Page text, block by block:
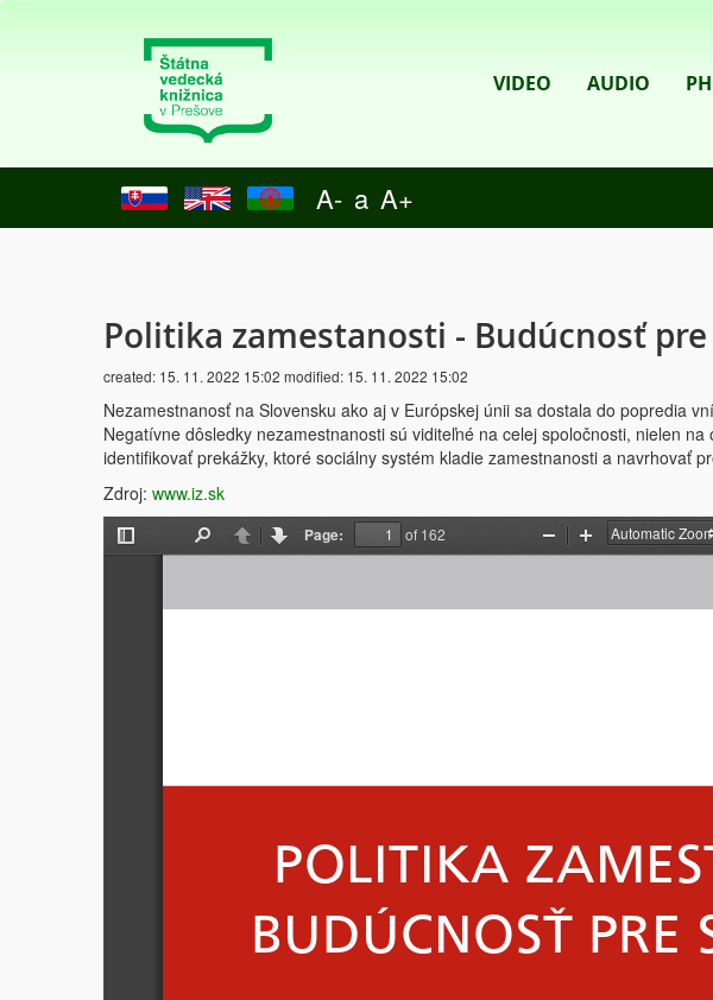
VIDEO AUDIO
A- a A+
Politika zamestanosti - Budúcnosť pre
created: 15. 11. 2022 15:02 modified: 15. 11. 2022 15:02
Nezamestnanosť na Slovensku ako aj v Európskej únii sa dostala do popredia
Negatívne dôsledky nezamestnanosti sú viditeľné na celej spoločnosti, nielen
identifikovať prekážky, ktoré sociálny systém kladie zamestnanosti a navrhovať
Zdroj: www.iz.sk
Toggle
Find Previous
Next
Page: of 162
ZoomZoom
POLITIKA
BUDÚCNOSŤ PRE